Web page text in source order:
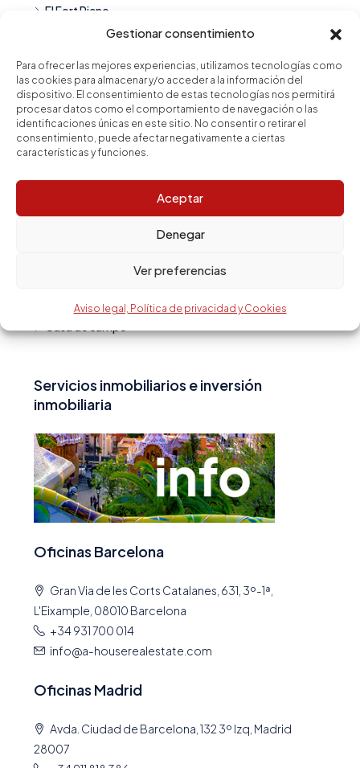
Gestionar consentimiento
Para ofrecer las mejores experiencias, utilizamos tecnologías como
las cookies para almacenar y/o acceder a la información del
dispositivo. El consentimiento de estas tecnologías nos permitirá
procesar datos como el comportamiento de navegación o las
identificaciones únicas en este sitio. No consentir o retirar el
consentimiento, puede afectar negativamente a ciertas
características y funciones.
Aceptar
Denegar
Ver preferencias
Aviso legal, Política de privacidad y Cookies
El Fort Pienc
Goya
Camp d en Grassot i Gràcia Nova
Guindalera
Piso
Servicios inmobiliarios e inversión
inmobiliaria
Oficinas Barcelona
Gran Via de les Corts Catalanes, 631, 3º-1ª,
L'Eixample, 08010 Barcelona
+34 931 700 014
info@a-houserealestate.com
Oficinas Madrid
Avda. Ciudad de Barcelona, 132 3º Izq, Madrid
28007